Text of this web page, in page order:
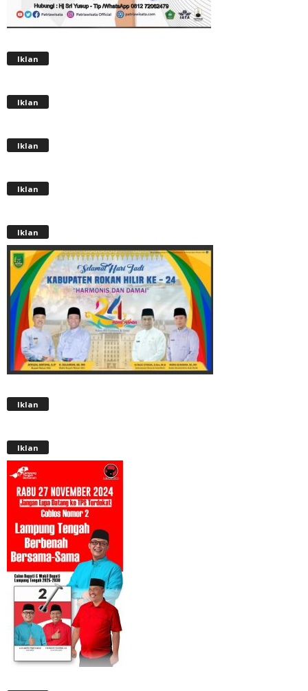
Iklan
Iklan
Iklan
Iklan
Iklan
Iklan
Iklan